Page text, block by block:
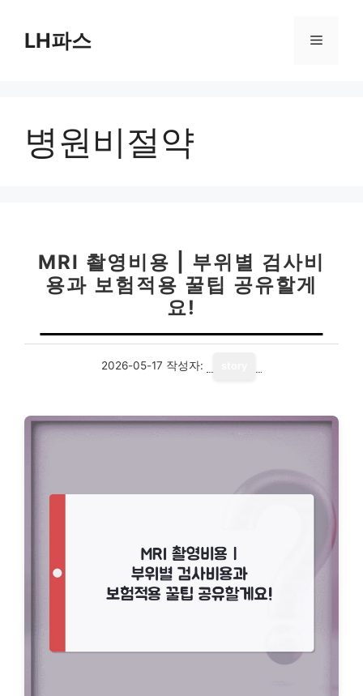
LH파스 메
병원비절약
MRI 촬영비용 | 부위별 검사비
용과 보험적용 꿀팁 공유할게
요!
2026-05-17 작성자: